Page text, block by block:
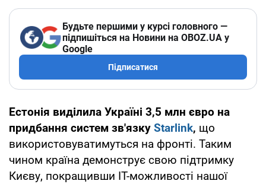
Будьте першими у курсі головного —
підпишіться на Новини на OBOZ.UA у
Google
Підписатися
Естонія виділила Україні 3,5 млн євро на
придбання систем зв'язку Starlink, що
використовуватимуться на фронті. Таким
чином країна демонструє свою підтримку
Києву, покращивши IT-можливості нашої